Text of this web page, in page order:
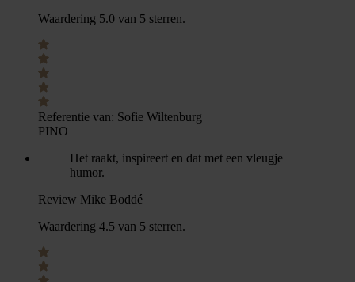
Waardering 5.0 van 5 sterren.
Referentie van: Sofie Wiltenburg
PINO
Het raakt, inspireert en dat met een vleugje
humor.
Review Mike Boddé
Waardering 4.5 van 5 sterren.